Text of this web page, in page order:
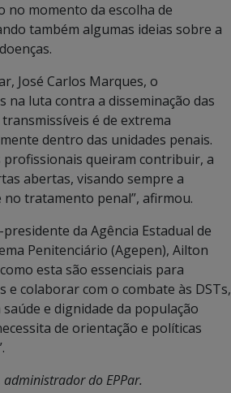
no momento da escolha de
também algumas ideias sobre a
José Carlos Marques, o
na luta contra a disseminação das
é de extrema
dentro das unidades penais.
profissionais queiram contribuir, a
abertas, visando sempre a
no tratamento penal”, afirmou.
da Agência Estadual de
Penitenciário (Agepen), Ailton
esta são essenciais para
e colaborar com o combate às DSTs,
e dignidade da população
de orientação e políticas
do EPPar.